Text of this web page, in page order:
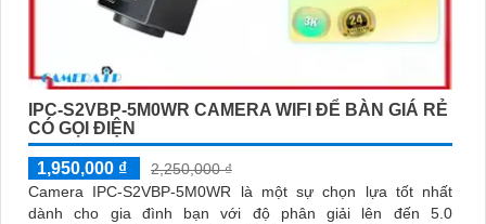
IPC-S2VBP-5M0WR CAMERA WIFI ĐỂ BÀN GIÁ RẺ
CÓ GỌI ĐIỆN
1,950,000 ₫
2,250,000 ₫
Camera IPC-S2VBP-5M0WR là một sự chọn lựa tốt nhất
dành cho gia đình bạn với độ phân giải lên đến 5.0